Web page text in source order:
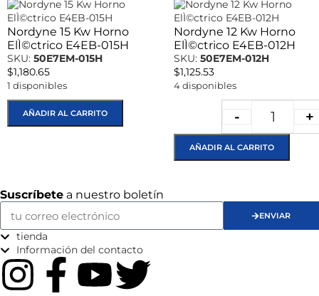
Nordyne 15 Kw Horno
ElÌ©ctrico E4EB-015H
SKU: 50E7EM-015H
$1,180.65
1 disponibles
AÑADIR AL CARRITO
Nordyne 12 Kw Horno
ElÌ©ctrico E4EB-012H
SKU: 50E7EM-012H
$1,125.53
4 disponibles
- +
AÑADIR AL CARRITO
Suscríbete a nuestro boletín
ENVIAR
tienda
Información del contacto